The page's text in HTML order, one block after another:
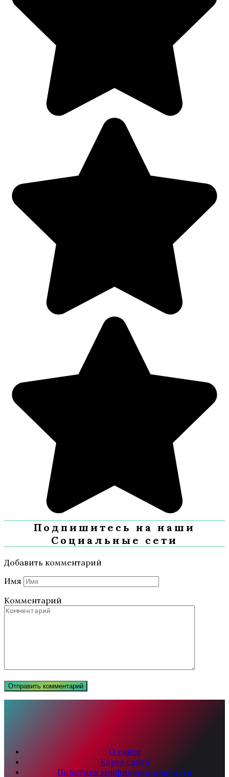
Подпишитесь на наши
Социальные сети
Добавить комментарий
Имя
Комментарий
О сайте
Карта сайта
Политика конфиденциальности